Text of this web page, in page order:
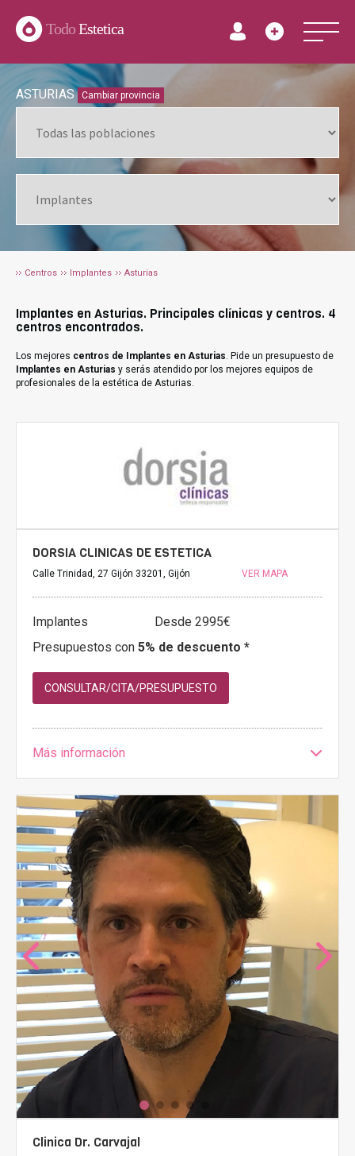
TodoEstetica
ASTURIAS Cambiar provincia
Centros Implantes Asturias
Implantes en Asturias. Principales clínicas y centros. 4
centros encontrados.
Los mejores centros de Implantes en Asturias. Pide un presupuesto de
Implantes en Asturias y serás atendido por los mejores equipos de
profesionales de la estética de Asturias.
DORSIA CLINICAS DE ESTETICA
Calle Trinidad, 27 Gijón 33201, Gijón VER MAPA
Implantes
Desde 2995€
Presupuestos con 5% de descuento *
CONSULTAR/CITA/PRESUPUESTO
Más información
Clinica Dr. Carvajal